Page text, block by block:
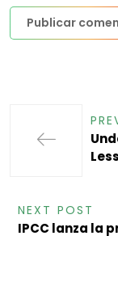
NEXT POST
IPCC lanza la